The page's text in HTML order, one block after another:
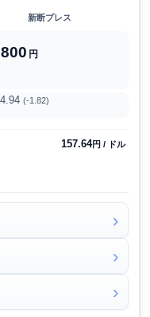
新断プレス
円
(-1.82)
157.64円 / ドル